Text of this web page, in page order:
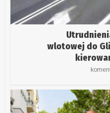
wlotowej do